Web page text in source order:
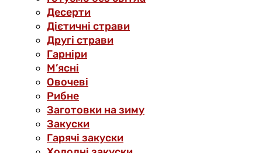
Десерти
Дієтичні страви
Другі страви
Гарніри
М’ясні
Овочеві
Рибне
Заготовки на зиму
Закуски
Гарячі закуски